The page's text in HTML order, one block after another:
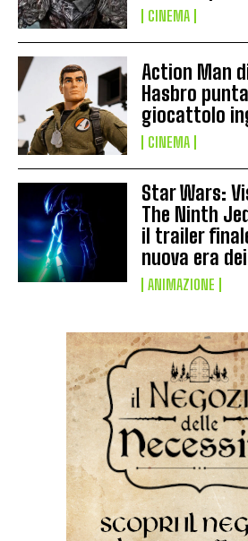
CINEMA
Action Man
Hasbro
giocattolo
CINEMA
Star Wars:
The Ninth
il trailer
nuova era
ANIMAZIONE